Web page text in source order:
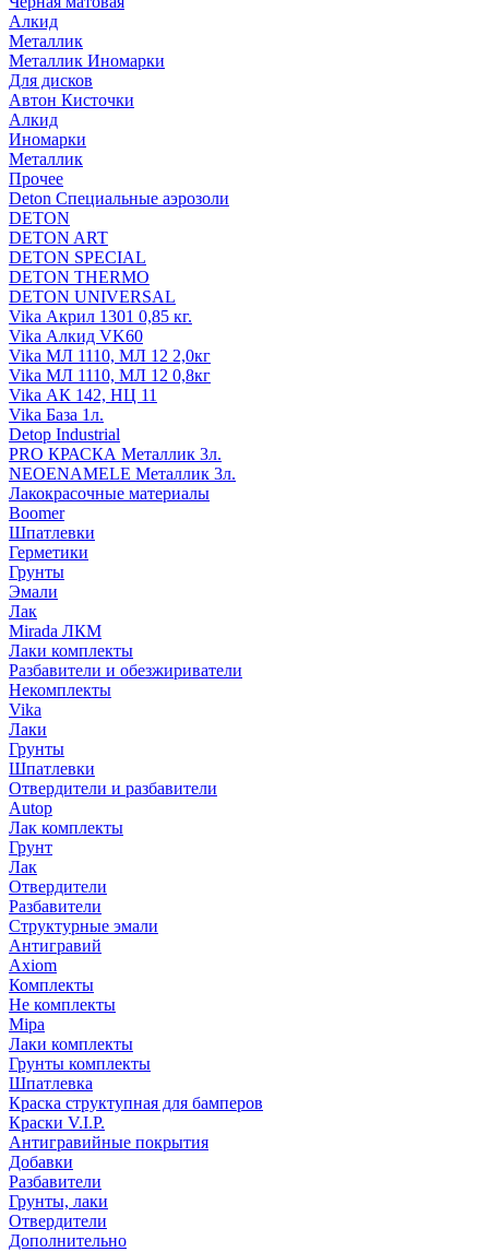
Алкид
Металлик
Металлик Иномарки
Для дисков
Автон Кисточки
Алкид
Иномарки
Металлик
Прочее
Deton Специальные аэрозоли
DETON
DETON ART
DETON SPECIAL
DETON THERMO
DETON UNIVERSAL
Vika Акрил 1301 0,85 кг.
Vika Алкид VK60
Vika МЛ 1110, МЛ 12 2,0кг
Vika МЛ 1110, МЛ 12 0,8кг
Vika АК 142, НЦ 11
Vika База 1л.
Detop Industrial
PRO КРАСКА Металлик 3л.
NEOENAMELE Металлик 3л.
Лакокрасочные материалы
Boomer
Шпатлевки
Герметики
Грунты
Эмали
Лак
Mirada ЛКМ
Лаки комплекты
Разбавители и обезжириватели
Некомплекты
Vika
Лаки
Грунты
Шпатлевки
Отвердители и разбавители
Autop
Лак комплекты
Грунт
Лак
Отвердители
Разбавители
Структурные эмали
Антигравий
Axiom
Комплекты
Не комплекты
Mipa
Лаки комплекты
Грунты комплекты
Шпатлевка
Краска структупная для бамперов
Краски V.I.P.
Антигравийные покрытия
Добавки
Разбавители
Грунты, лаки
Отвердители
Дополнительно